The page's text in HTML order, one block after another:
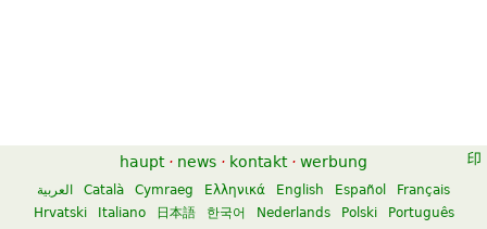
haupt · news · kontakt · werbung
العربية Català Cymraeg Ελληνικά English Español
Français
Hrvatski
Italiano 日本語 한국어 Nederlands Polski
Português